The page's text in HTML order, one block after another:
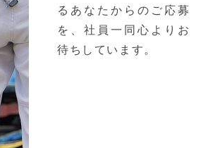
るあなたからのご応募
を、社員一同心よりお
待ちしています。